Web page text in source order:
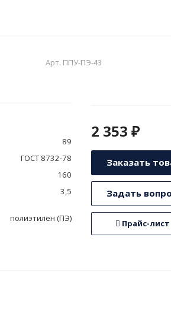
Арт. ППУ-ПЭ-43
89
ГОСТ 8732-78
160
3,5
полиэтилен (ПЭ)
2 353 ₽
Заказать
Задать
Прайс-лист